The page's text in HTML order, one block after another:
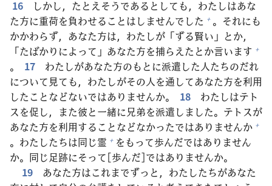
16
しかし，たとえそうであるとしても，わたしはあな
た方に重荷を負わせることはしませんでした + 。それにも
かかわらず，あなた方は，わたしが「ずる賢い」とか，
「たばかりによって」あなた方を捕らえたとか言います +
。 17 わたしがあなた方のもとに派遣した人たちのだれ
について 見ても，わたしがその人を通してあなた方を利用
したことなどないではありませんか。
18
わたしはテト
スを促し，また彼と一緒に兄弟を派遣しました。テトスが
あなた方を利用することなどなかったではありませんか +
。わたしたちは同じ霊 + をもって歩んだではありません
か。 同じ足跡にそって[歩んだ]ではありませんか。
19
あなた方はこれまでずっと，わたしたちがあなた